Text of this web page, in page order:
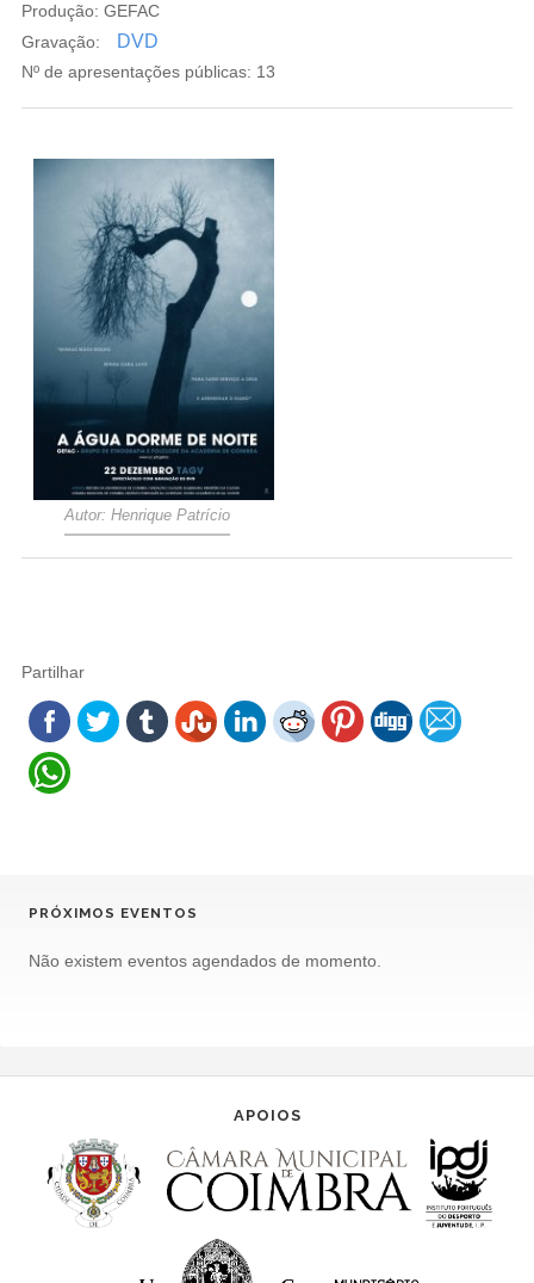
Produção: GEFAC
Gravação:
DVD
Nº de apresentações públicas: 13
Autor: Henrique Patrício
Partilhar
PRÓXIMOS EVENTOS
Não existem eventos agendados de momento.
APOIOS